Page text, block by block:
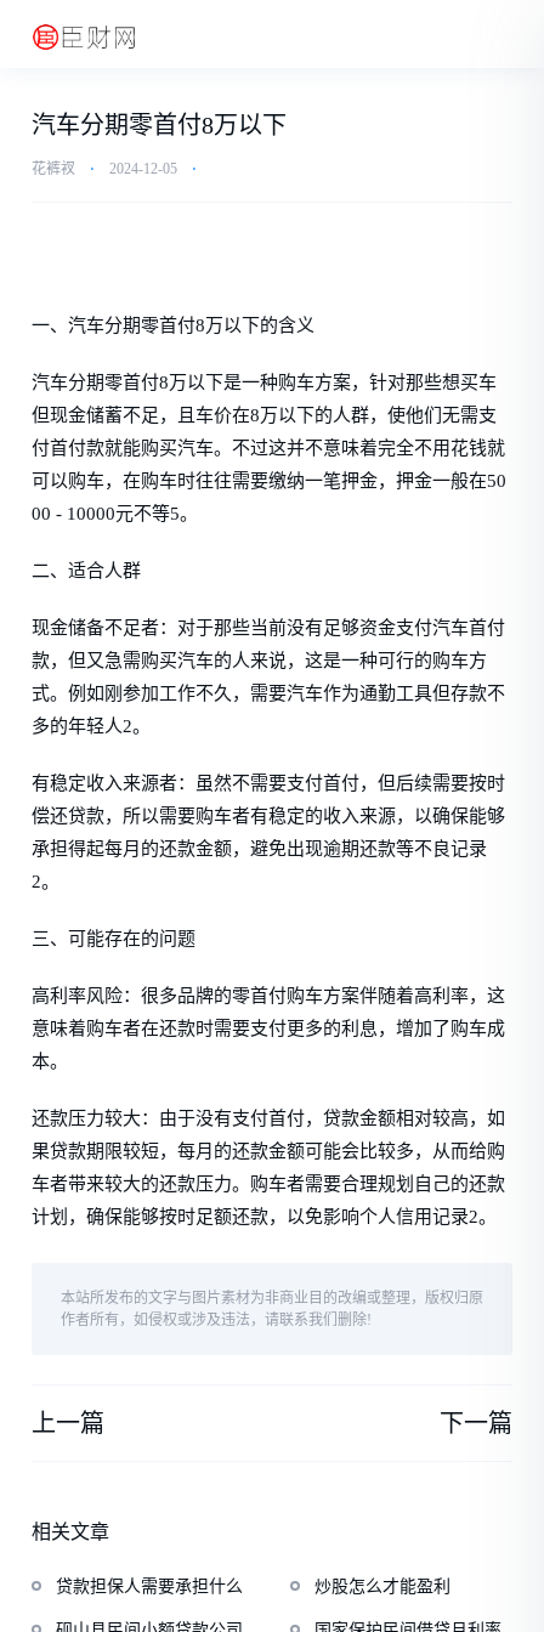
汽车分期零首付8万以下
花裤衩 ⋅ 2024-12-05 ⋅
一、汽车分期零首付8万以下的含义
汽车分期零首付8万以下是一种购车方案，针对那些想买车
但现金储蓄不足，且车价在8万以下的人群，使他们无需支
付首付款就能购买汽车。不过这并不意味着完全不用花钱就
可以购车，在购车时往往需要缴纳一笔押金，押金一般在50
00 - 10000元不等5。
二、适合人群
现金储备不足者：对于那些当前没有足够资金支付汽车首付
款，但又急需购买汽车的人来说，这是一种可行的购车方
式。例如刚参加工作不久，需要汽车作为通勤工具但存款不
多的年轻人2。
有稳定收入来源者：虽然不需要支付首付，但后续需要按时
偿还贷款，所以需要购车者有稳定的收入来源，以确保能够
承担得起每月的还款金额，避免出现逾期还款等不良记录
2。
三、可能存在的问题
高利率风险：很多品牌的零首付购车方案伴随着高利率，这
意味着购车者在还款时需要支付更多的利息，增加了购车成
本。
还款压力较大：由于没有支付首付，贷款金额相对较高，如
果贷款期限较短，每月的还款金额可能会比较多，从而给购
车者带来较大的还款压力。购车者需要合理规划自己的还款
计划，确保能够按时足额还款，以免影响个人信用记录2。
本站所发布的文字与图片素材为非商业目的改编或整理，版权归原
作者所有，如侵权或涉及违法，请联系我们删除!
上一篇 下一篇
相关文章
贷款担保人需要承担什么 炒股怎么才能盈利